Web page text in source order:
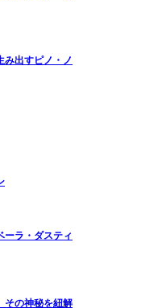
み出すピノ・ノ
ーラ・ダスティ
その神秘を紐解